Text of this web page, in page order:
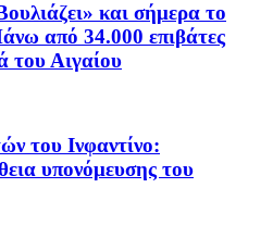
και σήμερα το
από 34.000 επιβάτες
του Αιγαίου
του Ινφαντίνο:
υπονόμευσης του